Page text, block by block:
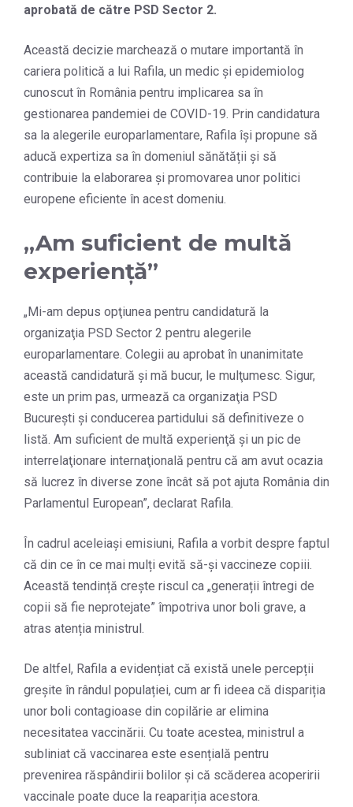
aprobată de către PSD Sector 2.
Această decizie marchează o mutare importantă în
cariera politică a lui Rafila, un medic și epidemiolog
cunoscut în România pentru implicarea sa în
gestionarea pandemiei de COVID-19. Prin candidatura
sa la alegerile europarlamentare, Rafila își propune să
aducă expertiza sa în domeniul sănătății și să
contribuie la elaborarea și promovarea unor politici
europene eficiente în acest domeniu.
„Am suficient de multă
experienţă”
„Mi-am depus opţiunea pentru candidatură la
organizaţia PSD Sector 2 pentru alegerile
europarlamentare. Colegii au aprobat în unanimitate
această candidatură şi mă bucur, le mulţumesc. Sigur,
este un prim pas, urmează ca organizaţia PSD
Bucureşti şi conducerea partidului să definitiveze o
listă. Am suficient de multă experienţă şi un pic de
interrelaţionare internaţională pentru că am avut ocazia
să lucrez în diverse zone încât să pot ajuta România din
Parlamentul European”, declarat Rafila.
În cadrul aceleiași emisiuni, Rafila a vorbit despre faptul
că din ce în ce mai mulți evită să-și vaccineze copiii.
Această tendință crește riscul ca „generații întregi de
copii să fie neprotejate” împotriva unor boli grave, a
atras atenția ministrul.
De altfel, Rafila a evidențiat că există unele percepții
greșite în rândul populației, cum ar fi ideea că dispariția
unor boli contagioase din copilărie ar elimina
necesitatea vaccinării. Cu toate acestea, ministrul a
subliniat că vaccinarea este esențială pentru
prevenirea răspândirii bolilor și că scăderea acoperirii
vaccinale poate duce la reapariția acestora.